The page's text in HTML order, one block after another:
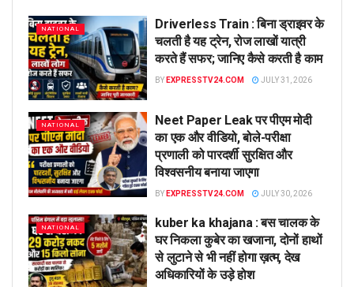
NATIONAL
Driverless Train : बिना ड्राइवर के
चलती है यह ट्रेन, रोज लाखों यात्री
करते हैं सफर; जानिए कैसे करती है काम
BY EXPRESSTV24.COM JULY 31, 2026
NATIONAL
Neet Paper Leak पर पीएम मोदी
का एक और वीडियो, बोले-परीक्षा
प्रणाली को पारदर्शी सुरक्षित और
विश्वसनीय बनाया जाएगा
BY EXPRESSTV24.COM JULY 30, 2026
NATIONAL
kuber ka khajana : बस चालक के
घर निकला कुबेर का खजाना, दोनों हाथों
से लुटाने से भी नहीं होगा ख़त्म, देख
अधिकारियों के उड़े होश